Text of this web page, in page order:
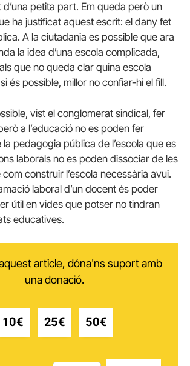
petita part. Em queda però un
ha justificat aquest escrit: el dany fet
A la ciutadania es possible que ara
la idea d’una escola complicada,
que no queda clar quina escola
és possible, millor no confiar-hi el fill.
vist el conglomerat sindical, fer
a l’educació no es poden fer
pedagogia pública de l’escola que es
laborals no es poden dissociar de les
construir l’escola necessària avui.
laboral d’un docent és poder
útil en vides que potser no tindran
educatives.
article, dóna'ns suport amb
una donació.
10€ 25€ 50€